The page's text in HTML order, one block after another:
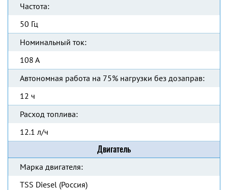
Частота:
50 Гц
Номинальный ток:
108 А
Автономная работа на 75% нагрузки без дозаправ:
12 ч
Расход топлива:
12.1 л/ч
Двигатель
Марка двигателя:
TSS Diesel (Россия)